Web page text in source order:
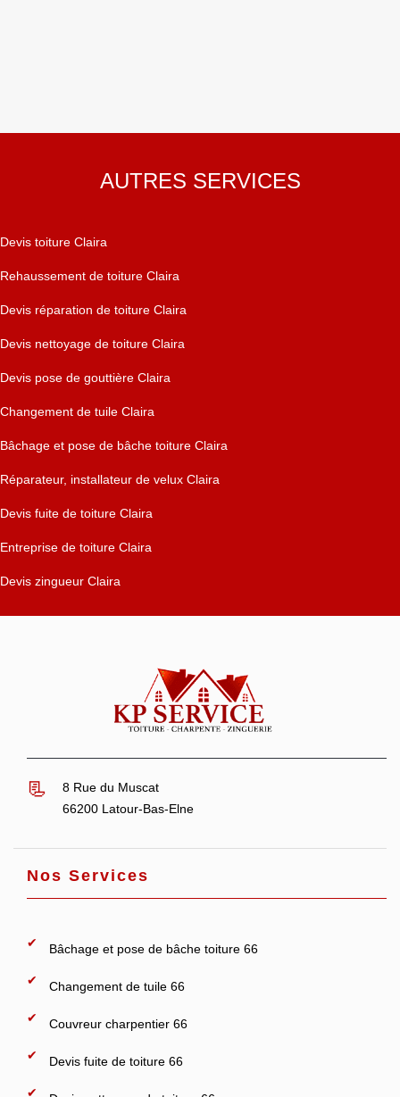
AUTRES SERVICES
Devis toiture Claira
Rehaussement de toiture Claira
Devis réparation de toiture Claira
Devis nettoyage de toiture Claira
Devis pose de gouttière Claira
Changement de tuile Claira
Bâchage et pose de bâche toiture Claira
Réparateur, installateur de velux Claira
Devis fuite de toiture Claira
Entreprise de toiture Claira
Devis zingueur Claira
8 Rue du Muscat
66200 Latour-Bas-Elne
Nos Services
Bâchage et pose de bâche toiture 66
Changement de tuile 66
Couvreur charpentier 66
Devis fuite de toiture 66